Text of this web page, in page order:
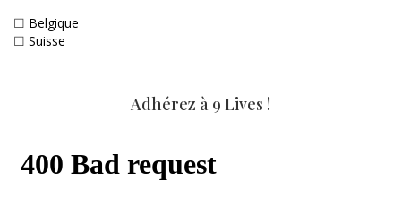
☐ Belgique
☐ Suisse
Adhérez à 9 Lives !